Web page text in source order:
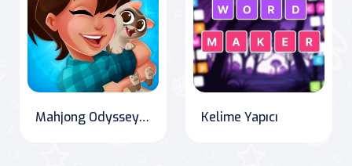
Mahjong Odyssey: Journey through Worlds Kelime Yapıcı